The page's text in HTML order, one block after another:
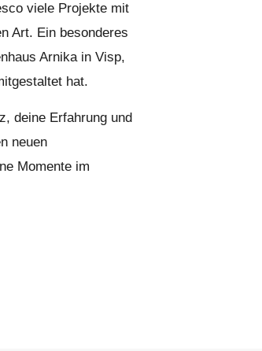
viele Projekte mit
Art. Ein besonderes
Arnika in Visp,
hat.
deine Erfahrung und
neuen
Momente im